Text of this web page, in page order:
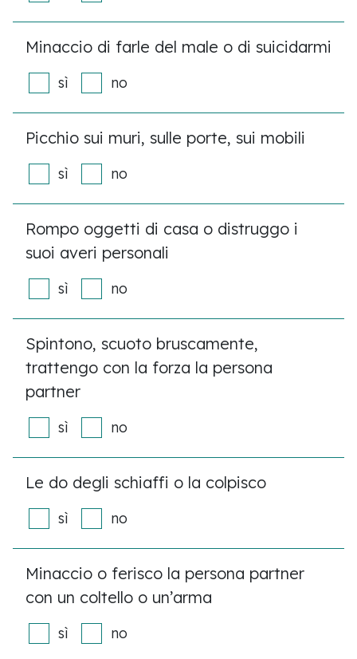
Minaccio di farle del male o di suicidarmi
sì no
Picchio sui muri, sulle porte, sui mobili
sì no
Rompo oggetti di casa o distruggo i
suoi averi personali
sì no
Spintono, scuoto bruscamente,
trattengo con la forza la persona
partner
sì no
Le do degli schiaffi o la colpisco
sì no
Minaccio o ferisco la persona partner
con un coltello o un’arma
sì no